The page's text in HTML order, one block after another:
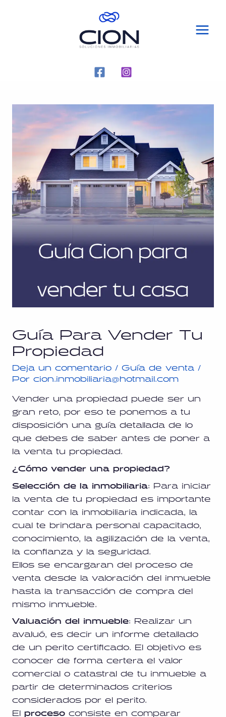
Guía Para Vender Tu
Propiedad
Deja un comentario / Guía de venta /
Por cion.inmobiliaria@hotmail.com
Vender una propiedad puede ser un
gran reto, por eso te ponemos a tu
disposición una guía detallada de lo
que debes de saber antes de poner a
la venta tu propiedad.
¿Cómo vender una propiedad?
Selección de la inmobiliaria : Para iniciar
la venta de tu propiedad es importante
contar con la inmobiliaria indicada, la
cual te brindara personal capacitado,
conocimiento, la agilización de la venta,
la confianza y la seguridad.
Ellos se encargaran del proceso de
venta desde la valoración del inmueble
hasta la transacción de compra del
mismo inmueble.
Valuación del inmueble : Realizar un
avaluó, es decir un informe detallado
de un perito certificado. El objetivo es
conocer de forma certera el valor
comercial o catastral de tu inmueble a
partir de determinados criterios
considerados por el perito.
Elproceso consiste en comparar